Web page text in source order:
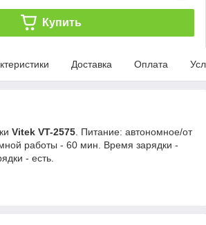
Купить
Доставка Оплата
Vitek VT-2575 . Питание: автономное/от
работы - 60 мин. Время зарядки -
- есть.